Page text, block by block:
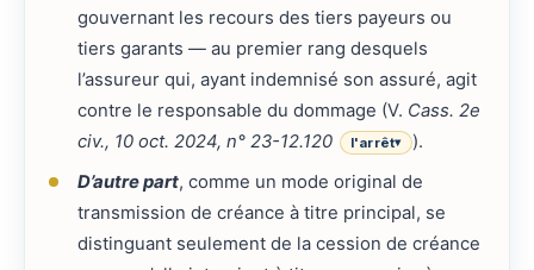
gouvernant les recours des tiers payeurs ou
tiers garants — au premier rang desquels
l’assureur qui, ayant indemnisé son assuré, agit
contre le responsable du dommage (V. Cass. 2e
civ., 10 oct. 2024, n° 23-12.120
l'arrêt▾
).
D’autre part, comme un mode original de
transmission de créance à titre principal, se
distinguant seulement de la cession de créance